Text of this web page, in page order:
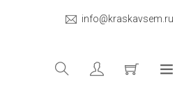
info@kraskavsem.ru